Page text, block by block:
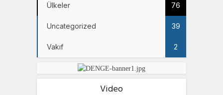
Ülkeler 76
Uncategorized 39
Vakıf 2
Video